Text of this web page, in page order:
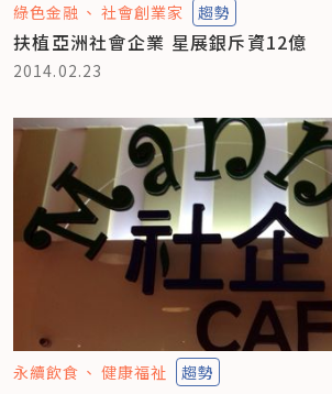
綠色金融 社會創業家 趨勢
扶植亞洲社會企業 星展銀斥資12億
2014.02.23
永續飲食 健康福祉 趨勢